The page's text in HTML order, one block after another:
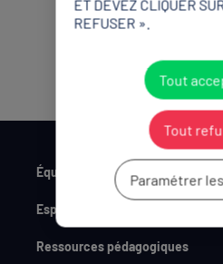
Équipe de France
Espace Presse
Ressources pédagogiques
ET DEVEZ CLIQUER
REFUSER ».
Tout
Tout
Paramétrer